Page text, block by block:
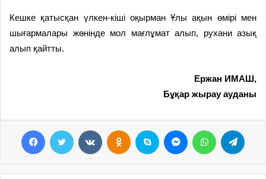
Кешке қатысқан үлкен-кіші оқырман Ұлы ақын өмірі мен
шығармалары жөнінде мол мағлұмат алып, рухани азық
алып қайтты.
Ержан ИМАШ,
Бұқар жырау ауданы